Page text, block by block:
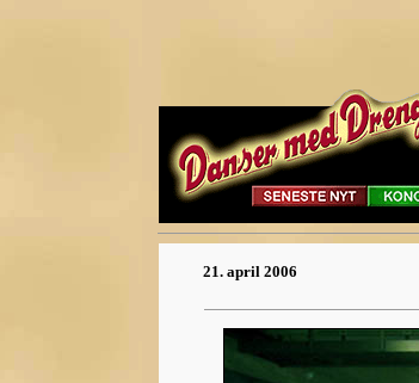
21. april 2006